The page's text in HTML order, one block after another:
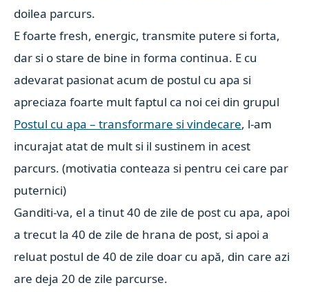
doilea parcurs.
E foarte fresh, energic, transmite putere si forta,
dar si o stare de bine in forma continua. E cu
adevarat pasionat acum de postul cu apa si
apreciaza foarte mult faptul ca noi cei din grupul
Postul cu apa – transformare si vindecare, l-am
incurajat atat de mult si il sustinem in acest
parcurs. (motivatia conteaza si pentru cei care par
puternici)
Ganditi-va, el a tinut 40 de zile de post cu apa, apoi
a trecut la 40 de zile de hrana de post, si apoi a
reluat postul de 40 de zile doar cu apă, din care azi
are deja 20 de zile parcurse.